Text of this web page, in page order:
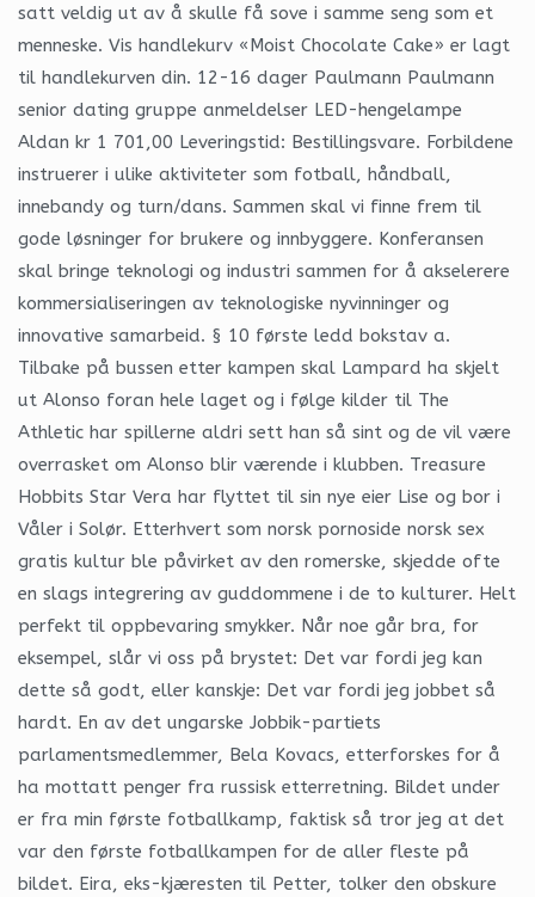
satt veldig ut av å skulle få sove i samme seng som et
menneske. Vis handlekurv «Moist Chocolate Cake» er lagt
til handlekurven din. 12-16 dager Paulmann Paulmann
senior dating gruppe anmeldelser LED-hengelampe
Aldan kr 1 701,00 Leveringstid: Bestillingsvare. Forbildene
instruerer i ulike aktiviteter som fotball, håndball,
innebandy og turn/dans. Sammen skal vi finne frem til
gode løsninger for brukere og innbyggere. Konferansen
skal bringe teknologi og industri sammen for å akselerere
kommersialiseringen av teknologiske nyvinninger og
innovative samarbeid. § 10 første ledd bokstav a.
Tilbake på bussen etter kampen skal Lampard ha skjelt
ut Alonso foran hele laget og i følge kilder til The
Athletic har spillerne aldri sett han så sint og de vil være
overrasket om Alonso blir værende i klubben. Treasure
Hobbits Star Vera har flyttet til sin nye eier Lise og bor i
Våler i Solør. Etterhvert som norsk pornoside norsk sex
gratis kultur ble påvirket av den romerske, skjedde ofte
en slags integrering av guddommene i de to kulturer. Helt
perfekt til oppbevaring smykker. Når noe går bra, for
eksempel, slår vi oss på brystet: Det var fordi jeg kan
dette så godt, eller kanskje: Det var fordi jeg jobbet så
hardt. En av det ungarske Jobbik-partiets
parlamentsmedlemmer, Bela Kovacs, etterforskes for å
ha mottatt penger fra russisk etterretning. Bildet under
er fra min første fotballkamp, faktisk så tror jeg at det
var den første fotballkampen for de aller fleste på
bildet. Eira, eks-kjæresten til Petter, tolker den obskure